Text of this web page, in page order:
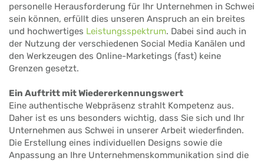
personelle Herausforderung für Ihr Unternehmen in Schwei
sein können, erfüllt dies unseren Anspruch an ein breites
und hochwertiges Leistungsspektrum. Dabei sind auch in
der Nutzung der verschiedenen Social Media Kanälen und
den Werkzeugen des Online-Marketings (fast) keine
Grenzen gesetzt.
Ein Auftritt mit Wiedererkennungswert
Eine authentische Webpräsenz strahlt Kompetenz aus.
Daher ist es uns besonders wichtig, dass Sie sich und Ihr
Unternehmen aus Schwei in unserer Arbeit wiederfinden.
Die Erstellung eines individuellen Designs sowie die
Anpassung an Ihre Unternehmenskommunikation sind die